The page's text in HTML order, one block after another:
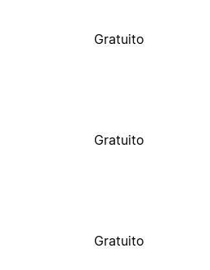
Gratuito
Gratuito
Gratuito